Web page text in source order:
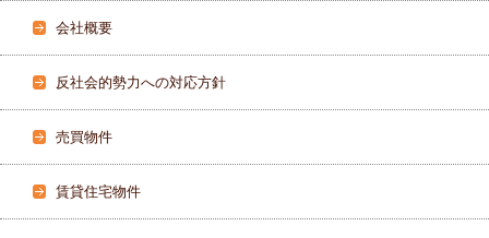
会社概要
反社会的勢力への対応方針
売買物件
賃貸住宅物件